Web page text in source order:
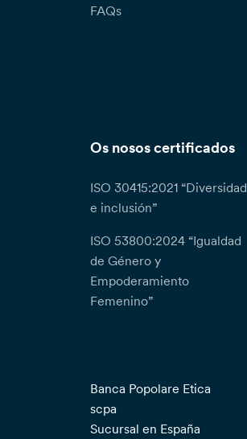
FAQs
Os nosos certificados
ISO 30415:2021 “Diversidad
e inclusión”
ISO 53800:2024 “Igualdad
de Género y
Empoderamiento
Femenino”
Banca Popolare Etica
scpa
Sucursal en España